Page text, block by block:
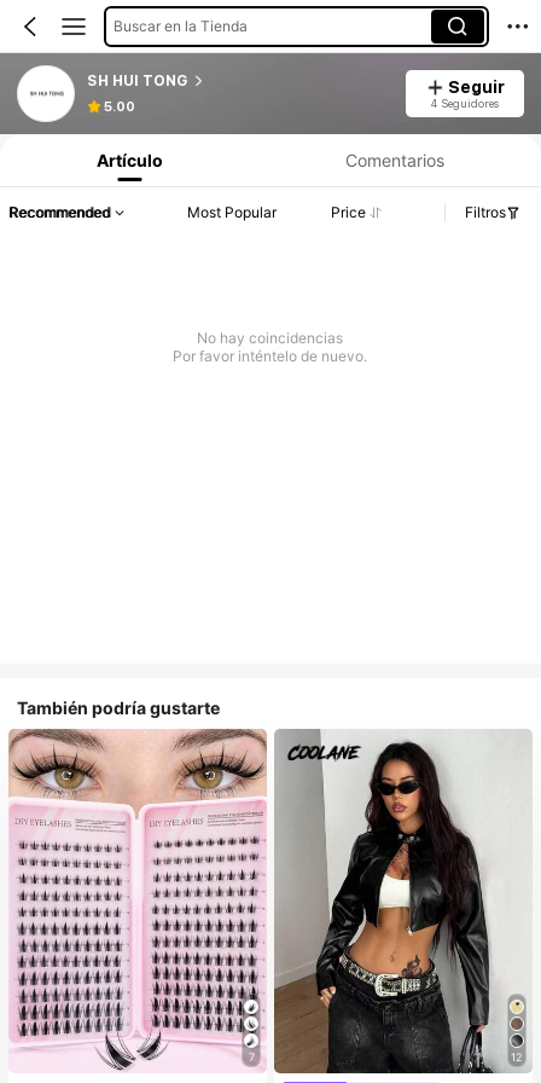
Buscar en la Tienda
SH HUI TONG
5.00
Seguir
4 Seguidores
Artículo Comentarios
Recommended Most Popular Price Filtros
No hay coincidencias
Por favor inténtelo de nuevo.
También podría gustarte
7 12